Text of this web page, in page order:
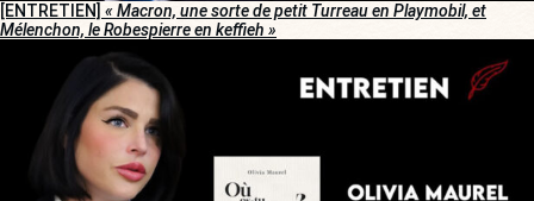
[ENTRETIEN] « Macron, une sorte de petit Turreau en Playmobil, et
Mélenchon, le Robespierre en keffieh »